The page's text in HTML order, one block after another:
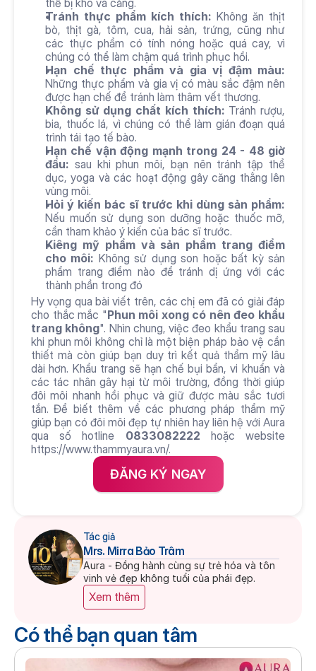
Tránh thực phẩm kích thích: Không ăn thịt
bò, thịt gà, tôm, cua, hải sản, trứng, cũng như
các thực phẩm có tính nóng hoặc quá cay, vì
chúng có thể làm chậm quá trình phục hồi.
Hạn chế thực phẩm và gia vị đậm màu:
Những thực phẩm và gia vị có màu sắc đậm nên
được hạn chế để tránh làm thâm vết thương.
Không sử dụng chất kích thích: Tránh rượu,
bia, thuốc lá, vì chúng có thể làm gián đoạn quá
trình tái tạo tế bào.
Hạn chế vận động mạnh trong 24 - 48 giờ
đầu: sau khi phun môi, bạn nên tránh tập thể
dục, yoga và các hoạt động gây căng thẳng lên
vùng môi.
Hỏi ý kiến bác sĩ trước khi dùng sản phẩm:
Nếu muốn sử dụng son dưỡng hoặc thuốc mỡ,
cần tham khảo ý kiến của bác sĩ trước.
Kiêng mỹ phẩm và sản phẩm trang điểm
cho môi: Không sử dụng son hoặc bất kỳ sản
phẩm trang điểm nào để tránh dị ứng với các
thành phần trong đó
Hy vọng qua bài viết trên, các chị em đã có giải đáp
cho thắc mắc "Phun môi xong có nên đeo khẩu
trang không". Nhìn chung, việc đeo khẩu trang sau
khi phun môi không chỉ là một biện pháp bảo vệ cần
thiết mà còn giúp bạn duy trì kết quả thẩm mỹ lâu
dài hơn. Khẩu trang sẽ hạn chế bụi bẩn, vi khuẩn và
các tác nhân gây hại từ môi trường, đồng thời giúp
đôi môi nhanh hồi phục và giữ được màu sắc tươi
tắn. Để biết thêm về các phương pháp thẩm mỹ
giúp bạn có đôi môi đẹp tự nhiên hay liên hệ với Aura
qua số hotline 0833082222 hoặc website
https://www.thammyaura.vn/.
ĐĂNG KÝ NGAY
Tác giả
Mrs. Mirra Bảo Trâm
Aura - Đồng hành cùng sự trẻ hóa và tôn
vinh vẻ đẹp không tuổi của phái đẹp.
Xem thêm
Có thể bạn quan tâm